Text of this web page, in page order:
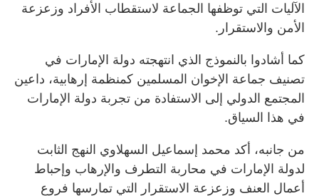
الآليات التي توظفها الجماعة لاستقطاب الأفراد وزعزعة
الأمن والاستقرار.
كما أشادوا بالنموذج الذي انتهجته دولة الإمارات في
تصنيف جماعة الإخوان المسلمين كمنظمة إرهابية، داعين
المجتمع الدولي إلى الاستفادة من تجربة دولة الإمارات
في هذا السياق.
من جانبه، أكد محمد إسماعيل السهلاوي النهج الثابت
لدولة الإمارات في محاربة التطرف والإرهاب وإحباط
أعمال العنف وزعزعة الاستقرار التي تمارسها فروع